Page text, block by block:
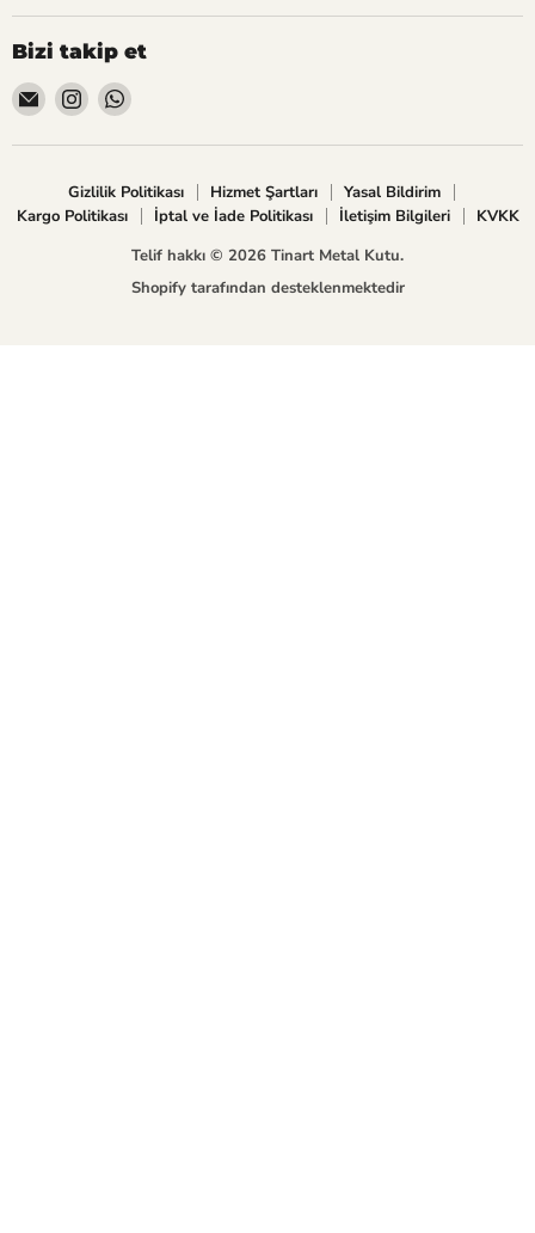
göstergelerinden biridir.
Şimdi oku
Bizi takip et
Bizi
posta&#39;de
Bizi
Instagram&#39;de
bul
Bizi
bul
Gizlilik Politikası Hizmet Şartları
Yasal Bildirim
Kargo Politikası
İptal ve İade Politikası İletişim Bilgileri
KVKK
Telif hakkı © 2026 Tinart Metal Kutu.
Shopify tarafından desteklenmektedir